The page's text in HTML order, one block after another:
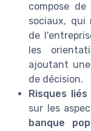
compose
sociaux, qui
de
les
ajoutant
de décision.
Risques
sur les
banque